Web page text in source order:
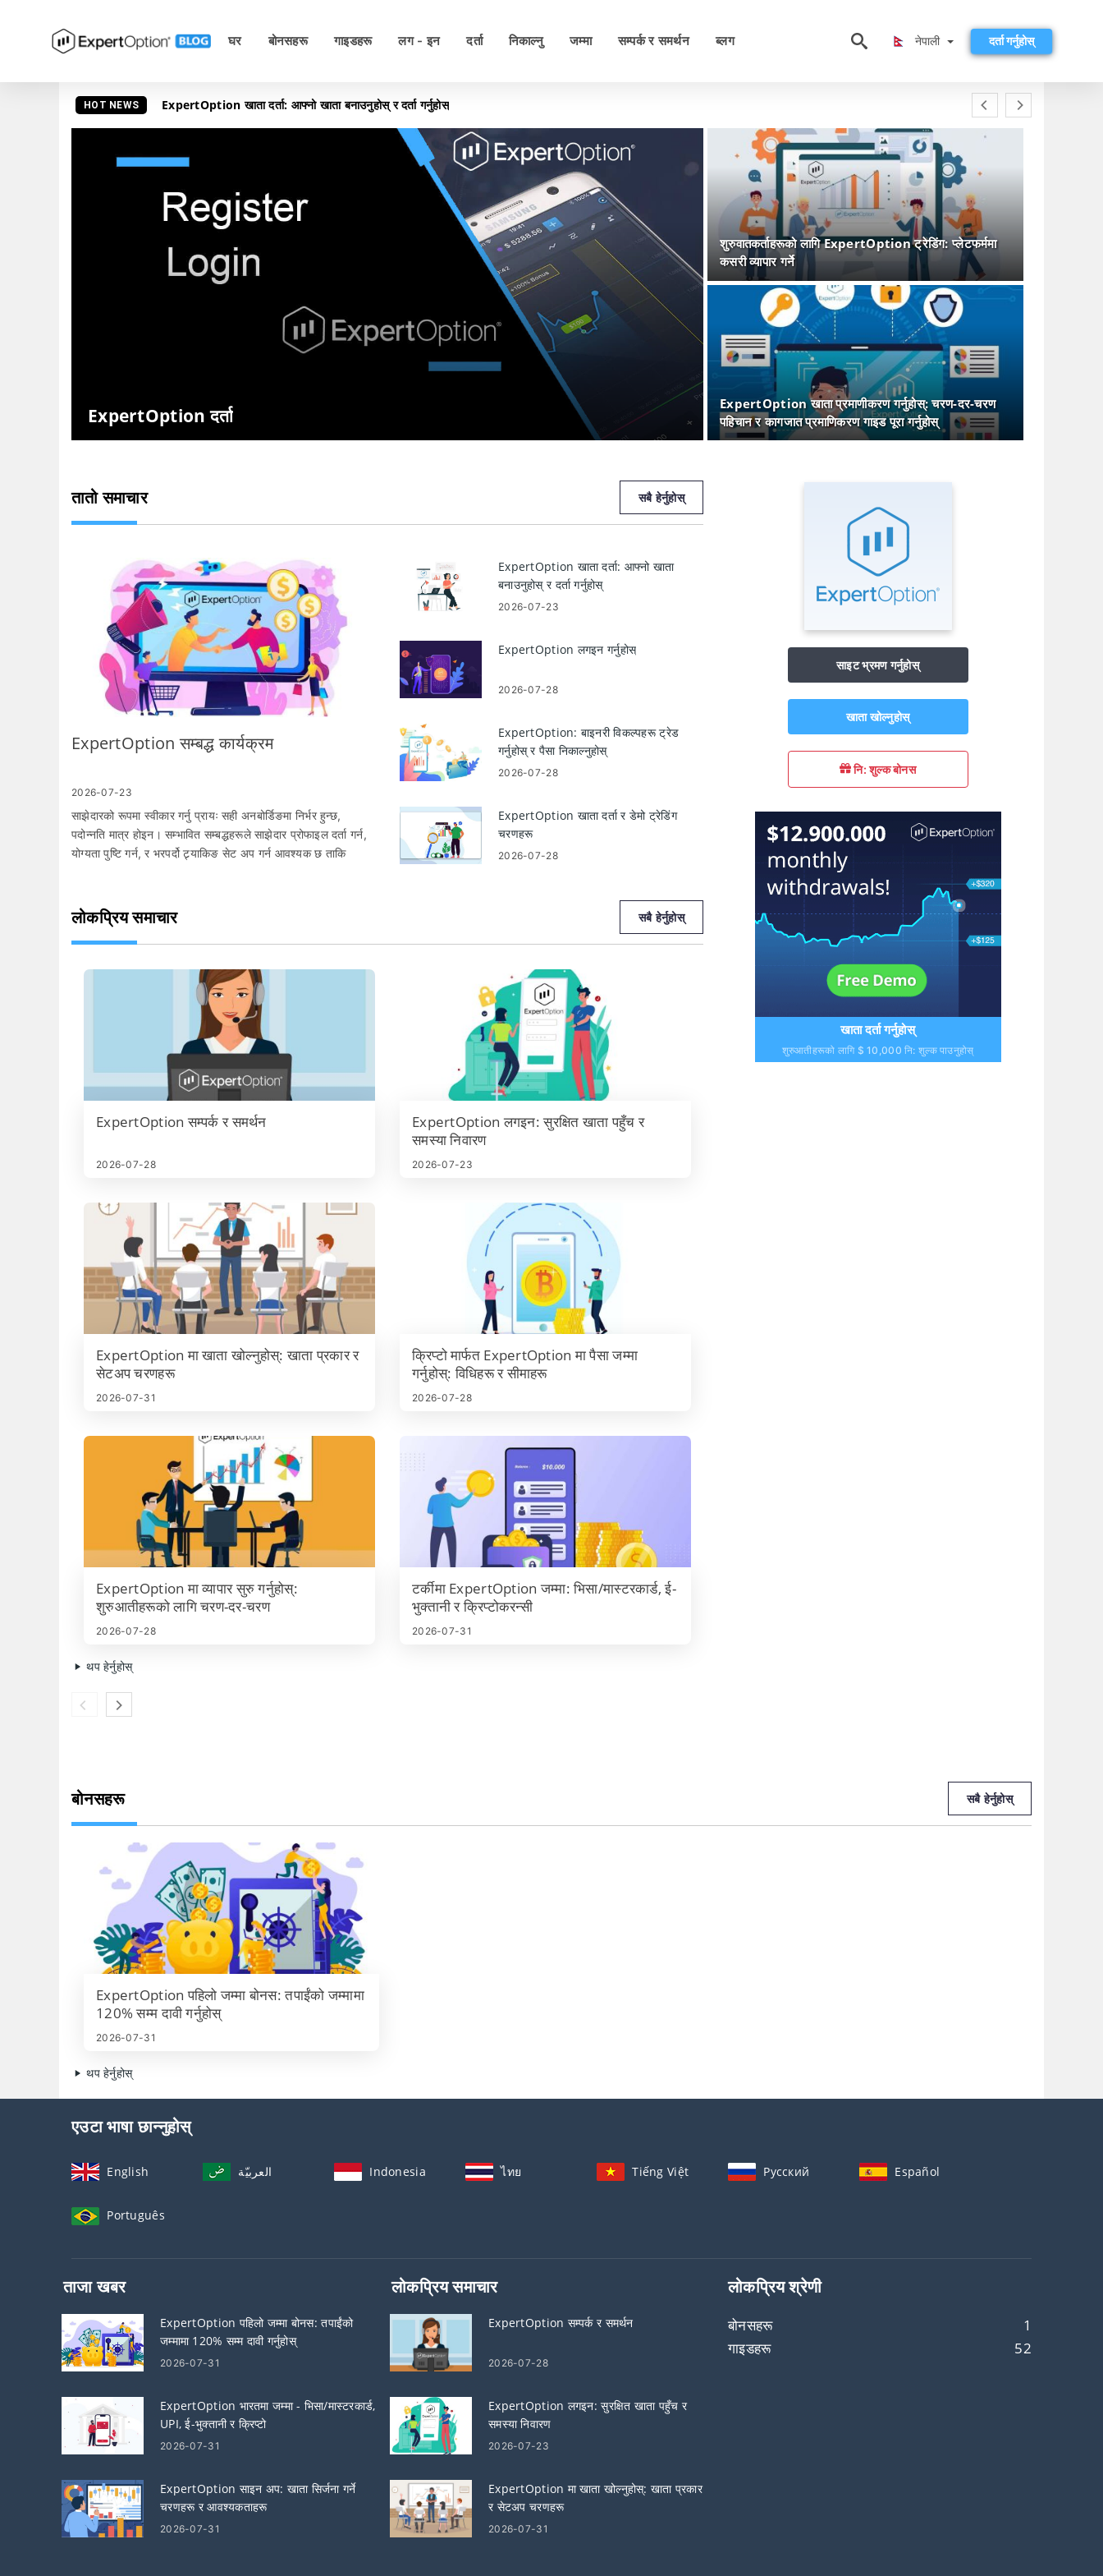
घर बोनसहरू गाइडहरू लग - इन दर्ता निकाल्नु जम्मा सम्पर्क र समर्थन ब्लग नेपाली दर्ता गर्नुहोस्
HOT NEWS ExpertOption खाता दर्ता: आफ्नो खाता बनाउनुहोस् र दर्ता गर्नुहोस्
ExpertOption दर्ता
शुरुवातकर्ताहरूको लागि ExpertOption ट्रेडिंग: प्लेटफर्ममा
कसरी व्यापार गर्ने
ExpertOption खाता प्रमाणीकरण गर्नुहोस्: चरण-दर-चरण
पहिचान र कागजात प्रमाणिकरण गाइड पूरा गर्नुहोस्
तातो समाचार सबै हेर्नुहोस्
ExpertOption सम्बद्ध कार्यक्रम
2026-07-23
साझेदारको रूपमा स्वीकार गर्नु प्रायः सही अनबोर्डिङमा निर्भर हुन्छ,
पदोन्नति मात्र होइन। सम्भावित सम्बद्धहरूले साझेदार प्रोफाइल दर्ता गर्न,
योग्यता पुष्टि गर्न, र भरपर्दो ट्र्याकिङ सेट अप गर्न आवश्यक छ ताकि
रेफरल लिङ्कहरू परीक्षण गर्न असफल हुनु अनुमोदन र भुक्तानीहरू ढिलाइ
हुने सबैभन्दा सामान्य कारणहरू हुन्। यो गाइडले ExpertOption को
सम्बद्ध कार्यक्रममा सामेल हुन र साझेदार बन्नको लागि व्यावहारिक
कार्यप्रवाह प्रस्तुत गर्दछ: खाता सेटअप, प्रमाणीकरण पेश गर्ने, ट्र्याकिङ
लिङ्कहरू सिर्जना गर्ने, प्रोमो सम्पत्तिहरू पहुँच गर्ने, र भुक्तानी विकल्पहरू
चयन गर्ने। यसले साझेदार ड्यासबोर्ड उपकरणहरू, सामान्य प्रमाणिकरण
समस्याहरू, आधारभूत अनुपालन रिमाइन्डरहरू, र कमिसनहरू सुचारु रूपमा
प्रवाहित राख्न समर्थनलाई सम्पर्क गर्नु अघि तपाईंले चाल्न सक्ने समस्या
निवारण चरणहरू पनि समावेश गर्दछ।
ExpertOption खाता दर्ता: आफ्नो खाता
बनाउनुहोस् र दर्ता गर्नुहोस्
2026-07-23
ExpertOption लगइन गर्नुहोस्
2026-07-28
ExpertOption: बाइनरी विकल्पहरू ट्रेड
गर्नुहोस् र पैसा निकाल्नुहोस्
2026-07-28
ExpertOption खाता दर्ता र डेमो ट्रेडिंग
चरणहरू
2026-07-28
लोकप्रिय समाचार सबै हेर्नुहोस्
ExpertOption सम्पर्क र समर्थन
2026-07-28
ExpertOption लगइन: सुरक्षित खाता पहुँच र
समस्या निवारण
2026-07-23
ExpertOption मा खाता खोल्नुहोस्: खाता प्रकार र
सेटअप चरणहरू
2026-07-31
क्रिप्टो मार्फत ExpertOption मा पैसा जम्मा
गर्नुहोस्: विधिहरू र सीमाहरू
2026-07-28
ExpertOption मा व्यापार सुरु गर्नुहोस्:
शुरुआतीहरूको लागि चरण-दर-चरण
2026-07-28
टर्कीमा ExpertOption जम्मा: भिसा/मास्टरकार्ड, ई-
भुक्तानी र क्रिप्टोकरन्सी
2026-07-31
थप हेर्नुहोस्
साइट भ्रमण गर्नुहोस्
खाता खोल्नुहोस्
नि: शुल्क बोनस
खाता दर्ता गर्नुहोस्
शुरुआतीहरूको लागि $ 10,000 नि: शुल्क पाउनुहोस्
बोनसहरू सबै हेर्नुहोस्
ExpertOption पहिलो जम्मा बोनस: तपाईंको जम्मामा
120% सम्म दावी गर्नुहोस्
2026-07-31
थप हेर्नुहोस्
एउटा भाषा छान्नुहोस्
English العربيّة Indonesia ไทย Tiếng Việt Русский Español
Português
ताजा खबर
ExpertOption पहिलो जम्मा बोनस: तपाईंको
जम्मामा 120% सम्म दावी गर्नुहोस्
2026-07-31
ExpertOption भारतमा जम्मा - भिसा/मास्टरकार्ड,
UPI, ई-भुक्तानी र क्रिप्टो
2026-07-31
ExpertOption साइन अप: खाता सिर्जना गर्ने
चरणहरू र आवश्यकताहरू
2026-07-31
लोकप्रिय समाचार
ExpertOption सम्पर्क र समर्थन
2026-07-28
ExpertOption लगइन: सुरक्षित खाता पहुँच र
समस्या निवारण
2026-07-23
ExpertOption मा खाता खोल्नुहोस्: खाता प्रकार
र सेटअप चरणहरू
2026-07-31
लोकप्रिय श्रेणी
बोनसहरू
1
गाइडहरू
52